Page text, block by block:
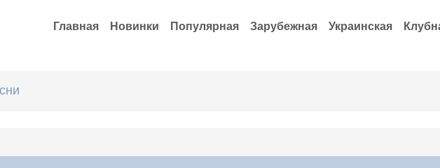
Главная Новинки Популярная Зарубежная Украинская